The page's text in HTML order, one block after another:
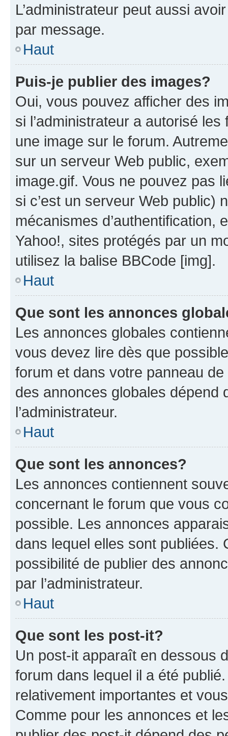
L’administrateur peut aussi
par message.
Haut
Puis-je publier des images?
Oui, vous pouvez afficher des
si l’administrateur a autorisé
une image sur le forum.
sur un serveur Web public,
image.gif. Vous ne pouvez pas
si c’est un serveur Web public)
mécanismes d’authentification,
Yahoo!, sites protégés par un
utilisez la balise BBCode [img].
Haut
Que sont les annonces
Les annonces globales
vous devez lire dès que
forum et dans votre panneau
des annonces globales dépend
l’administrateur.
Haut
Que sont les annonces?
Les annonces contiennent
concernant le forum que vous
possible. Les annonces
dans lequel elles sont publiées.
possibilité de publier des
par l’administrateur.
Haut
Que sont les post-it?
Un post-it apparaît en dessous
forum dans lequel il a été
relativement importantes et
Comme pour les annonces et